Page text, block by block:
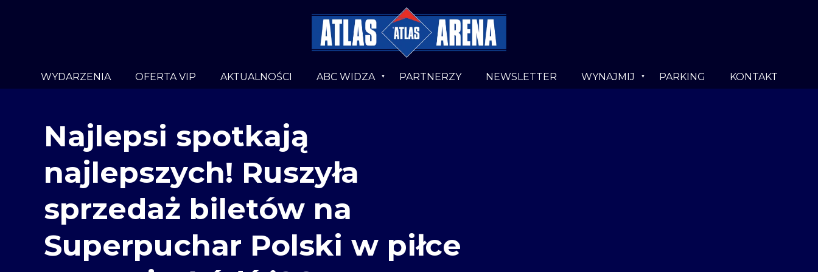
WYDARZENIA OFERTA VIP AKTUALNOŚCI ABC WIDZA PARTNERZY NEWSLETTER WYNAJMIJ PARKING KONTAKT
Najlepsi spotkają
najlepszych! Ruszyła
sprzedaż biletów na
Superpuchar Polski w piłce